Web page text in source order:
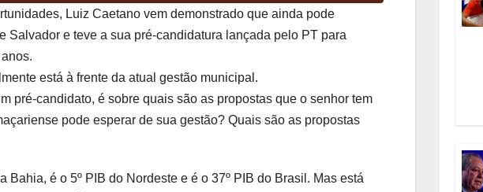
Luiz Caetano vem demonstrado que ainda pode
e teve a sua pré-candidatura lançada pelo PT para
está à frente da atual gestão municipal.
pré-candidato, é sobre quais são as propostas que o senhor tem
pode esperar de sua gestão? Quais são as propostas
Bahia, é o 5º PIB do Nordeste e é o 37º PIB do Brasil. Mas está